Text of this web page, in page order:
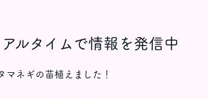
ルタイムで情報を発信中
マネギの苗植えました！